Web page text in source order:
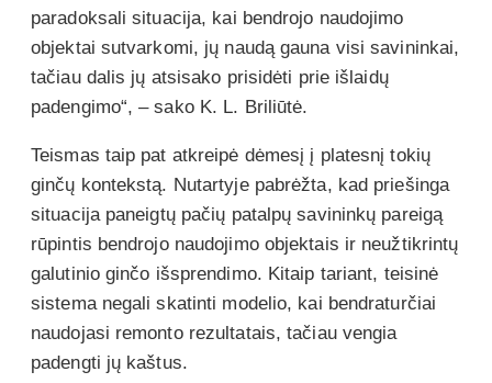
paradoksali situacija, kai bendrojo naudojimo
objektai sutvarkomi, jų naudą gauna visi savininkai,
tačiau dalis jų atsisako prisidėti prie išlaidų
padengimo“, – sako K. L. Briliūtė.
Teismas taip pat atkreipė dėmesį į platesnį tokių
ginčų kontekstą. Nutartyje pabrėžta, kad priešinga
situacija paneigtų pačių patalpų savininkų pareigą
rūpintis bendrojo naudojimo objektais ir neužtikrintų
galutinio ginčo išsprendimo. Kitaip tariant, teisinė
sistema negali skatinti modelio, kai bendraturčiai
naudojasi remonto rezultatais, tačiau vengia
padengti jų kaštus.